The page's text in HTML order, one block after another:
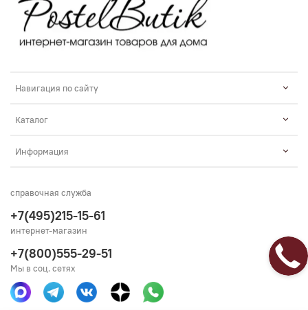
Навигация по сайту
Каталог
Информация
справочная служба
+7(495)215-15-61
интернет-магазин
+7(800)555-29-51
Мы в соц. сетях